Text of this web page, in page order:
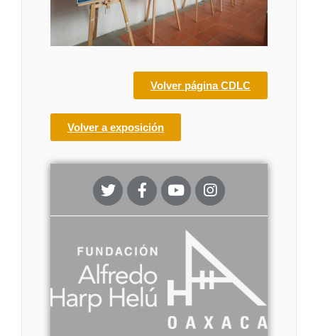
Volver página CDLC
Volver a exposición